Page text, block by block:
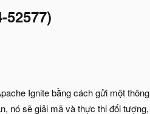
Ignite bằng cách gửi một thông
nó sẽ giải mã và thực thi đối tượng,